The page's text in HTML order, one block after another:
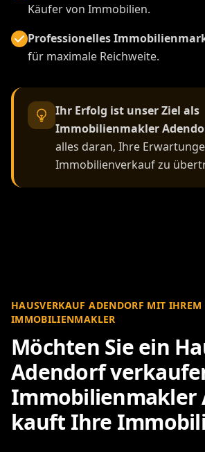
Käufer von Immobilien.
Professionelles
für maximale Reichweite.
Ihr Erfolg ist unser Ziel als
Immobilienmakler
alles daran, Ihre
Immobilienverkauf zu
HAUSVERKAUF ADENDORF MIT IHREM
IMMOBILIENMAKLER
Möchten Sie ein
Adendorf
Immobilienmakler
kauft Ihre